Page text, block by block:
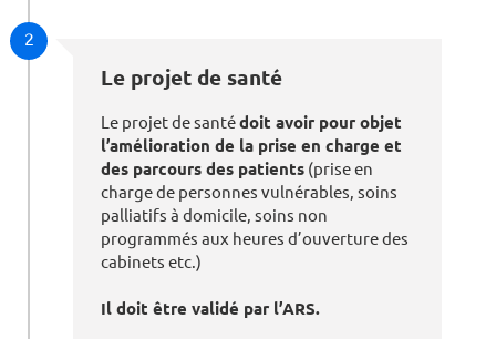
2
Le projet de santé
Le projet de santédoit avoir pour objet
l’amélioration de la prise en charge et
des parcours des patients (prise en
charge de personnes vulnérables, soins
palliatifs à domicile, soins non
programmés aux heures d’ouverture des
cabinets etc.)
Il doit être validé par l’ARS.